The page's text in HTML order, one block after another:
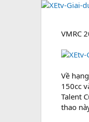
VMRC
Về
150cc
Talent
thao